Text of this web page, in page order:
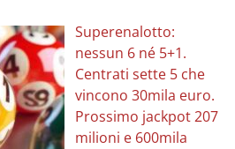
Superenalotto:
nessun 6 né 5+1.
Centrati sette 5 che
vincono 30mila euro.
Prossimo jackpot 207
milioni e 600mila